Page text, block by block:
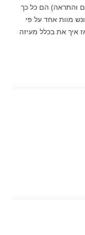
והתראה) הם כל כך
מוות אחד על פי
איך את בכלל מעיזה